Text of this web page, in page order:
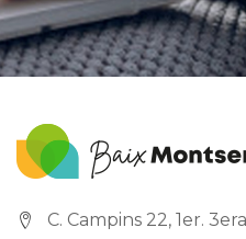
C. Campins 22, 1er.